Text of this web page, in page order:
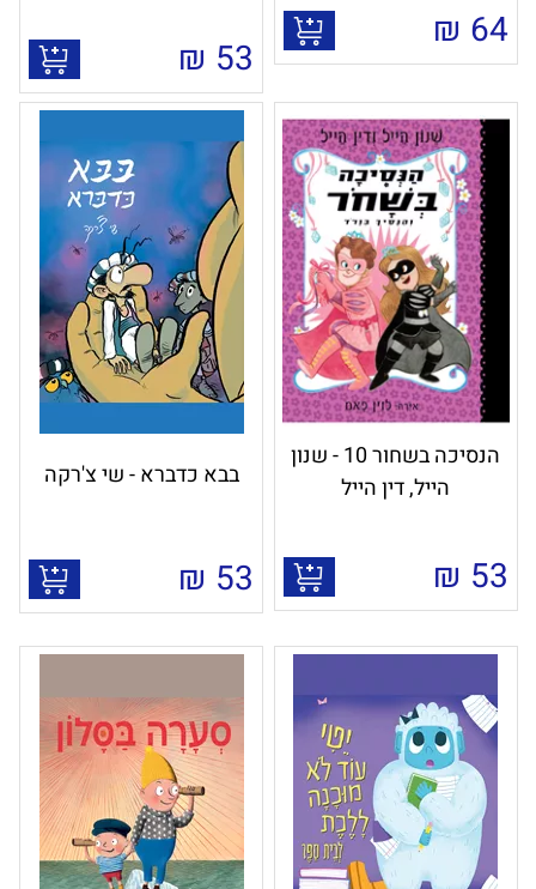
64
₪
53
₪
הנסיכה בשחור 10 - שנון
הייל, דין הייל
53
₪
בבא כדברא - שי צ'רקה
53
₪